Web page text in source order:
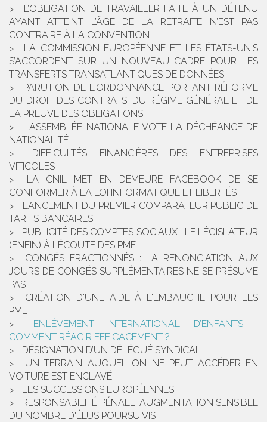
L’OBLIGATION DE TRAVAILLER FAITE À UN DÉTENU
AYANT ATTEINT L’ÂGE DE LA RETRAITE N’EST PAS
CONTRAIRE À LA CONVENTION
LA COMMISSION EUROPÉENNE ET LES ÉTATS-UNIS
S’ACCORDENT SUR UN NOUVEAU CADRE POUR LES
TRANSFERTS TRANSATLANTIQUES DE DONNÉES
PARUTION DE L'ORDONNANCE PORTANT RÉFORME
DU DROIT DES CONTRATS, DU RÉGIME GÉNÉRAL ET DE
LA PREUVE DES OBLIGATIONS
L'ASSEMBLÉE NATIONALE VOTE LA DÉCHÉANCE DE
NATIONALITÉ
DIFFICULTÉS FINANCIÈRES DES ENTREPRISES
VITICOLES
LA CNIL MET EN DEMEURE FACEBOOK DE SE
CONFORMER À LA LOI INFORMATIQUE ET LIBERTÉS
LANCEMENT DU PREMIER COMPARATEUR PUBLIC DE
TARIFS BANCAIRES
PUBLICITÉ DES COMPTES SOCIAUX : LE LÉGISLATEUR
(ENFIN) À L’ÉCOUTE DES PME
CONGÉS FRACTIONNÉS : LA RENONCIATION AUX
JOURS DE CONGÉS SUPPLÉMENTAIRES NE SE PRÉSUME
PAS
CRÉATION D'UNE AIDE À L'EMBAUCHE POUR LES
PME
ENLÈVEMENT INTERNATIONAL D’ENFANTS :
COMMENT RÉAGIR EFFICACEMENT ?
DÉSIGNATION D’UN DÉLÉGUÉ SYNDICAL
UN TERRAIN AUQUEL ON NE PEUT ACCÉDER EN
VOITURE EST ENCLAVÉ
LES SUCCESSIONS EUROPÉENNES
RESPONSABILITÉ PÉNALE: AUGMENTATION SENSIBLE
DU NOMBRE D'ÉLUS POURSUIVIS